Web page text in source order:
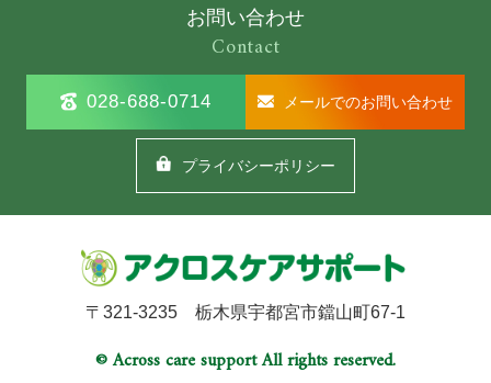
お問い合わせ
Contact
028-688-0714 メールでのお問い合わせ
プライバシーポリシー
〒321-3235 栃木県宇都宮市鐺山町67-1
© Across care support All rights reserved.